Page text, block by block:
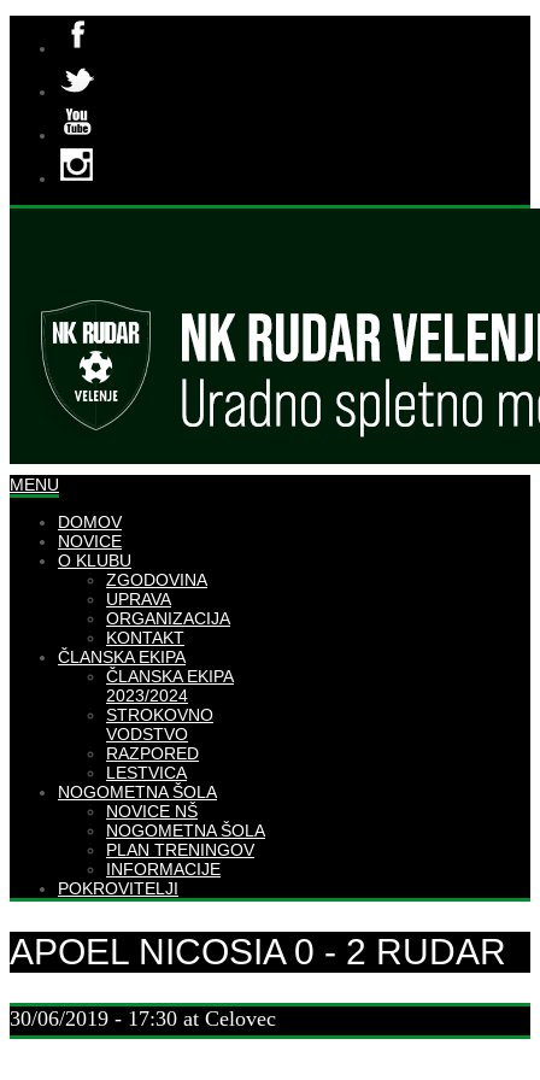
MENU
DOMOV
NOVICE
O KLUBU
ZGODOVINA
UPRAVA
ORGANIZACIJA
KONTAKT
ČLANSKA EKIPA
ČLANSKA EKIPA
2023/2024
STROKOVNO
VODSTVO
RAZPORED
LESTVICA
NOGOMETNA ŠOLA
NOVICE NŠ
NOGOMETNA ŠOLA
PLAN TRENINGOV
INFORMACIJE
POKROVITELJI
APOEL NICOSIA 0 - 2 RUDAR
30/06/2019 - 17:30 at Celovec